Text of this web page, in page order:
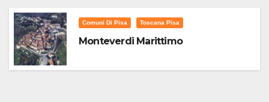
Comuni Di Pisa Toscana Pisa
Monteverdi Marittimo